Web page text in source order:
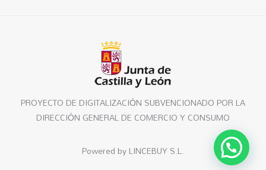
PROYECTO DE DIGITALIZACIÓN SUBVENCIONADO POR LA
DIRECCIÓN GENERAL DE COMERCIO Y CONSUMO
Powered by LINCEBUY S.L.